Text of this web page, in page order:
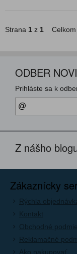
Strana 1 z 1 Celkom
ODBER
Prihláste sa k
Z nášho
Zákaznícky
Rýchla
Kontakt
Obchodné
Reklamačné
Ako nakupovať